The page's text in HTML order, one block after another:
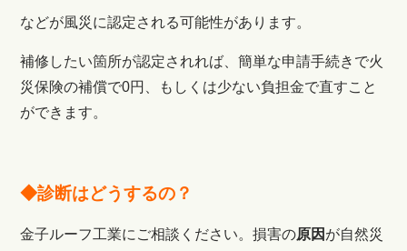
などが風災に認定される可能性があります。
補修したい箇所が認定されれば、簡単な申請手続きで火
災保険の補償で0円、もしくは少ない負担金で直すこと
ができます。
◆診断はどうするの？
金子ルーフ工業にご相談ください。損害の原因 が自然災